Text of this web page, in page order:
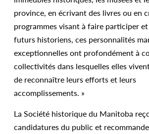
province, en écrivant des livres ou en
programmes visant à faire participer
futurs historiens, ces personnalités
exceptionnelles ont profondément à
collectivités dans lesquelles elles
de reconnaître leurs efforts et leurs
accomplissements. »
La Société historique du Manitoba
candidatures du public et recommande